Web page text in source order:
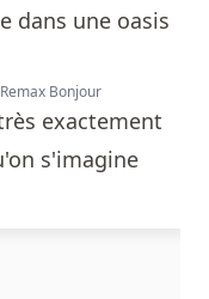
Bonjour
exactement
s'imagine